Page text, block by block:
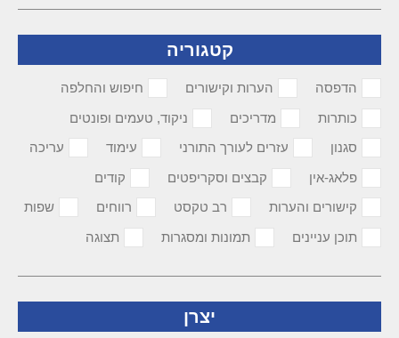
קטגוריה
הדפסה הערות וקישורים
חיפוש והחלפה
כותרות
מדריכים
ניקוד, טעמים ופונטים
סגנון
עזרים לעורך התורני עימוד
עריכה
פלאג-אין
קבצים וסקריפטים
קודים
קישורים והערות
רב טקסט רווחים
שפות
תוכן עניינים
תמונות ומסגרות תצוגה
יצרן